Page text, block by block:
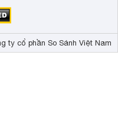
ty cổ phần So Sánh Việt Nam